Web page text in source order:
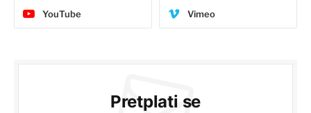
YouTube Vimeo
Pretplati se